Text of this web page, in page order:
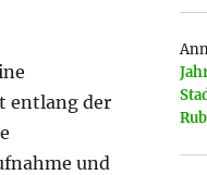
entlang der
und